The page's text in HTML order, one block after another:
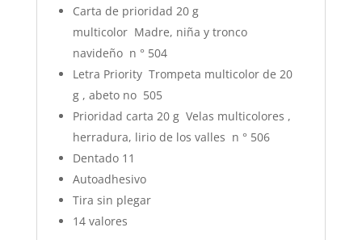
Carta de prioridad 20 g
multicolor Madre, niña y tronco
navideñon ° 504
Letra Priority Trompeta multicolor de 20
g , abeto no505
Prioridad carta 20 g Velas multicolores ,
herradura, lirio de los valles n ° 506
Dentado 11
Autoadhesivo
Tira sin plegar
14 valores